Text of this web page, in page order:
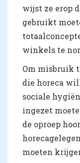
wijst ze erop
gebruikt
winkels te
Om misbruik
die horeca
sociale
ingezet
de oproep
moeten